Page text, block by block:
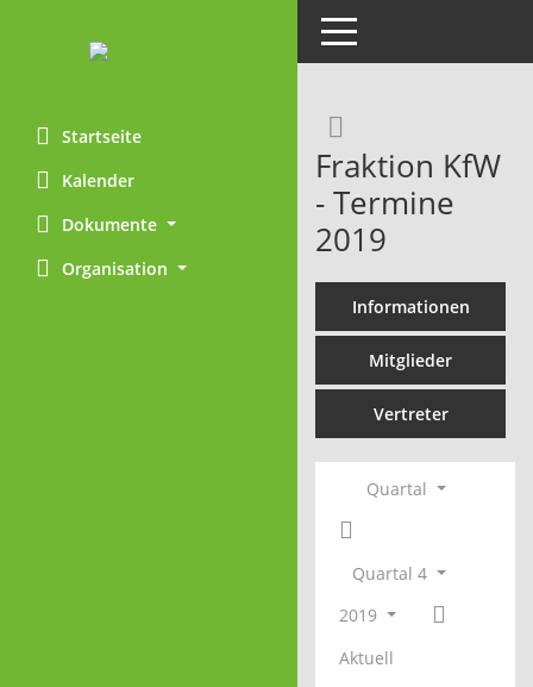
Startseite
Kalender
Dokumente
Organisation
Toggle navigation
Fraktion KfW
- Termine
2019
Informationen
Mitglieder
Vertreter
Quartal
Quartal 4
2019
Aktuell